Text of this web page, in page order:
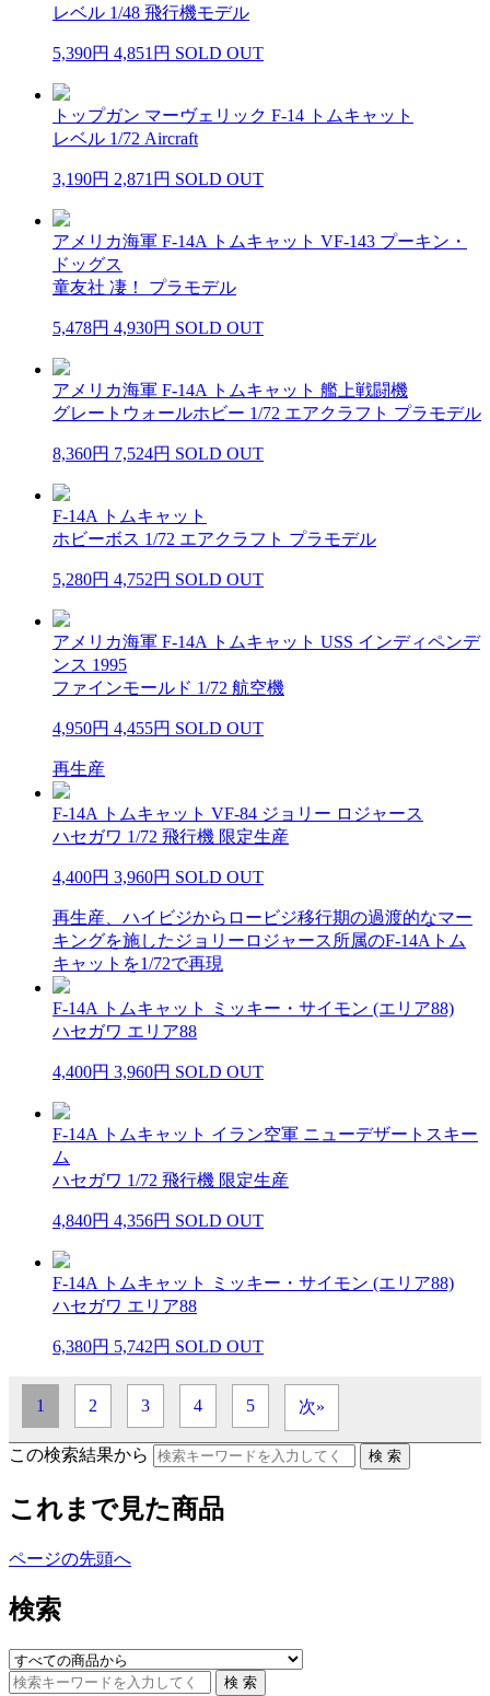
レベル 1/48 飛行機モデル
5,390円 4,851円 SOLD OUT
トップガン マーヴェリック F-14 トムキャット
レベル 1/72 Aircraft
3,190円 2,871円 SOLD OUT
アメリカ海軍 F-14A トムキャット VF-143 プーキン・
ドッグス
童友社 凄！ プラモデル
5,478円 4,930円 SOLD OUT
アメリカ海軍 F-14A トムキャット 艦上戦闘機
グレートウォールホビー 1/72 エアクラフト プラモデル
8,360円 7,524円 SOLD OUT
F-14A トムキャット
ホビーボス 1/72 エアクラフト プラモデル
5,280円 4,752円 SOLD OUT
アメリカ海軍 F-14A トムキャット USS インディペンデ
ンス 1995
ファインモールド 1/72 航空機
4,950円 4,455円 SOLD OUT
再生産
F-14A トムキャット VF-84 ジョリー ロジャース
ハセガワ 1/72 飛行機 限定生産
4,400円 3,960円 SOLD OUT
再生産、ハイビジからロービジ移行期の過渡的なマー
キングを施したジョリーロジャース所属のF-14Aトム
キャットを1/72で再現
F-14A トムキャット ミッキー・サイモン (エリア88)
ハセガワ エリア88
4,400円 3,960円 SOLD OUT
F-14A トムキャット イラン空軍 ニューデザートスキー
ム
ハセガワ 1/72 飛行機 限定生産
4,840円 4,356円 SOLD OUT
F-14A トムキャット ミッキー・サイモン (エリア88)
ハセガワ エリア88
6,380円 5,742円 SOLD OUT
1 2 3 4 5 次»
この検索結果から
これまで見た商品
ページの先頭へ
検索